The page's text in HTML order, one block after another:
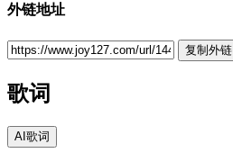
外链地址
复制外链
歌词
AI歌词